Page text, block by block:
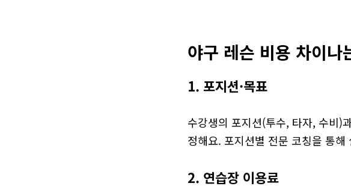
야구 레슨 비용 차이나
1. 포지션·목표
수강생의 포지션(투수, 타자, 수비)
정해요. 포지션별 전문 코칭을 통
2. 연습장 이용료